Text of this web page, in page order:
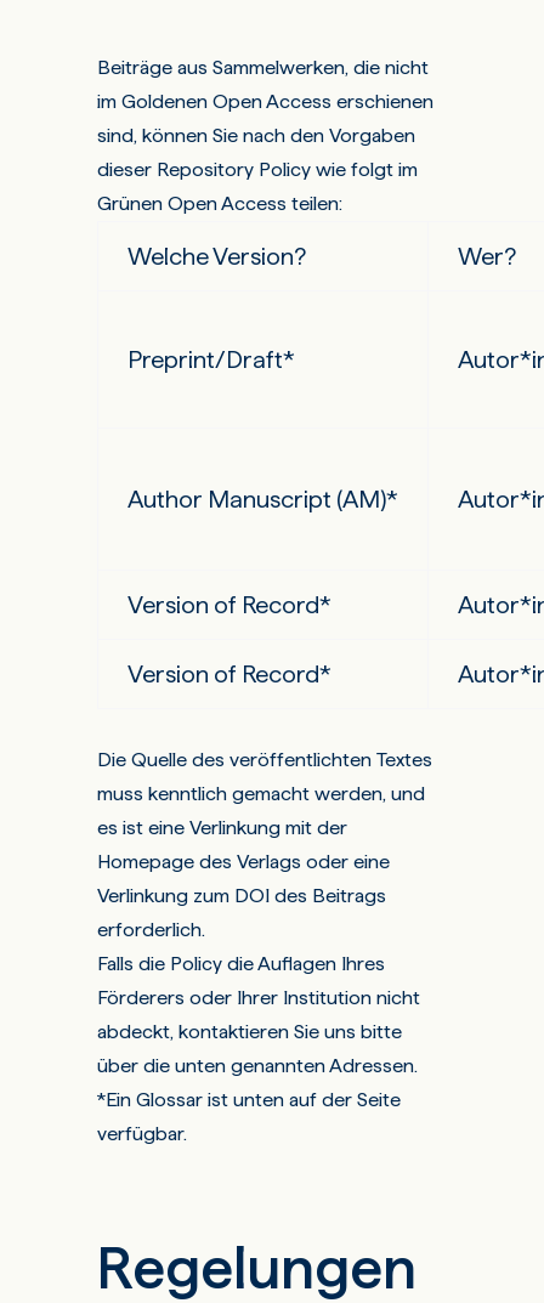
Beiträge aus Sammelwerken, die nicht
im Goldenen Open Access erschienen
sind, können Sie nach den Vorgaben
dieser Repository Policy wie folgt im
Grünen Open Access teilen:
Welche Version? Wer?
Preprint/Draft*
Author Manuscript (AM)*
Version of Record*
Version of Record*
Die Quelle des veröffentlichten Textes
muss kenntlich gemacht werden, und
es ist eine Verlinkung mit der
Homepage des Verlags oder eine
Verlinkung zum DOI des Beitrags
erforderlich.
Falls die Policy die Auflagen Ihres
Förderers oder Ihrer Institution nicht
abdeckt, kontaktieren Sie uns bitte
über die unten genannten Adressen.
*Ein Glossar ist unten auf der Seite
verfügbar.
Regelungen